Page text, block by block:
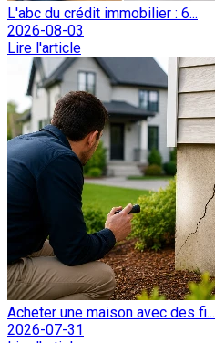
L'abc du crédit immobilier : 6...
2026-08-03
Lire l'article
Acheter une maison avec des fi...
2026-07-31